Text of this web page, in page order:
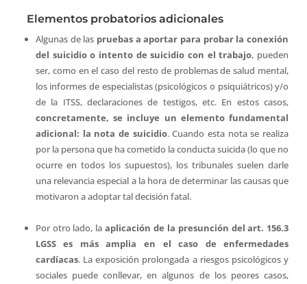
Elementos probatorios adicionales
Algunas de las pruebas a aportar para probar la conexión
del suicidio o intento de suicidio con el trabajo, pueden
ser, como en el caso del resto de problemas de salud mental,
los informes de especialistas (psicológicos o psiquiátricos) y/o
de la ITSS, declaraciones de testigos, etc. En estos casos,
concretamente, se incluye un elemento fundamental
adicional: la nota de suicidio. Cuando esta nota se realiza
por la persona que ha cometido la conducta suicida (lo que no
ocurre en todos los supuestos), los tribunales suelen darle
una relevancia especial a la hora de determinar las causas que
motivaron a adoptar tal decisión fatal.
Por otro lado, laaplicación de la presunción del art. 156.3
LGSS es más amplia en el caso de enfermedades
cardíacas. La exposición prolongada a riesgos psicológicos y
sociales puede conllevar, en algunos de los peores casos,